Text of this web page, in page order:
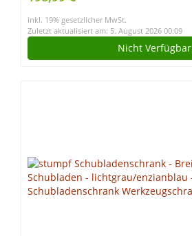
Kabellänge
inkl. 19% gesetzlicher MwSt.
Zuletzt aktualisiert am: 5. August 2026 00:09
Nicht Verfügbar